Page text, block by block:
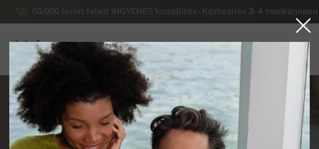
60.000 forint felett INGYENES kiszállítás - Kézbesítés 3-4
Mahogany
MAGYARORSZÁG